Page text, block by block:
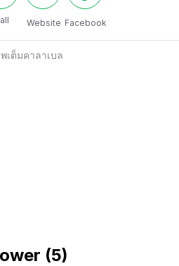
Website Facebook
ต็มคาลาเบล
(5)